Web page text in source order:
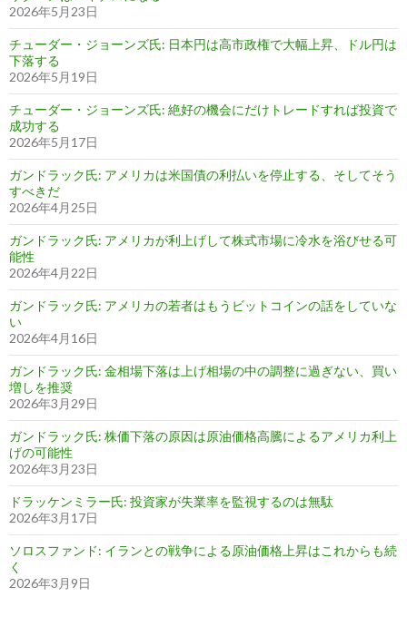
2026年5月23日
チューダー・ジョーンズ氏: 日本円は高市政権で大幅上昇、ドル円は
下落する
2026年5月19日
チューダー・ジョーンズ氏: 絶好の機会にだけトレードすれば投資で
成功する
2026年5月17日
ガンドラック氏: アメリカは米国債の利払いを停止する、そしてそう
すべきだ
2026年4月25日
ガンドラック氏: アメリカが利上げして株式市場に冷水を浴びせる可
能性
2026年4月22日
ガンドラック氏: アメリカの若者はもうビットコインの話をしていな
い
2026年4月16日
ガンドラック氏: 金相場下落は上げ相場の中の調整に過ぎない、買い
増しを推奨
2026年3月29日
ガンドラック氏: 株価下落の原因は原油価格高騰によるアメリカ利上
げの可能性
2026年3月23日
ドラッケンミラー氏: 投資家が失業率を監視するのは無駄
2026年3月17日
ソロスファンド: イランとの戦争による原油価格上昇はこれからも続
く
2026年3月9日